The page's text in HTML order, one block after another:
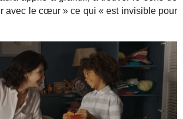
avec le cœur » ce qui « est invisible pour